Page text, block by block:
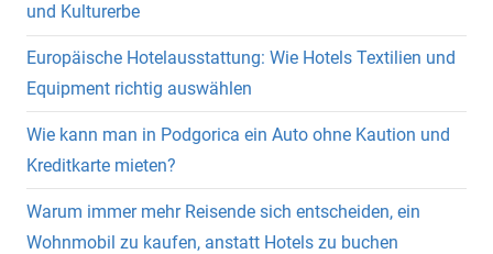
und Kulturerbe
Europäische Hotelausstattung: Wie Hotels Textilien und
Equipment richtig auswählen
Wie kann man in Podgorica ein Auto ohne Kaution und
Kreditkarte mieten?
Warum immer mehr Reisende sich entscheiden, ein
Wohnmobil zu kaufen, anstatt Hotels zu buchen